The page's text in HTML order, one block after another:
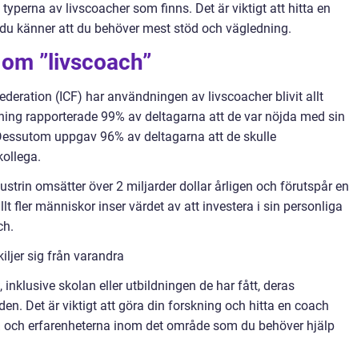
av livscoacher som finns. Det är viktigt att hitta en
känner att du behöver mest stöd och vägledning.
”livscoach”
(ICF) har användningen av livscoacher blivit allt
rapporterade 99% av deltagarna att de var nöjda med sin
uppgav 96% av deltagarna att de skulle
omsätter över 2 miljarder dollar årligen och förutspår en
fler människor inser värdet av att investera i sin personliga
sig från varandra
skolan eller utbildningen de har fått, deras
Det är viktigt att göra din forskning och hitta en coach
erfarenheterna inom det område som du behöver hjälp